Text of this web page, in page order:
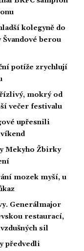
kolegyně do
berou
potíže zrychlují
mokrý od
večer festivalu
upřesnili
Mekyho Žbirky
mozek myší, u
Generálmajor
restaurací,
sil
předvedli